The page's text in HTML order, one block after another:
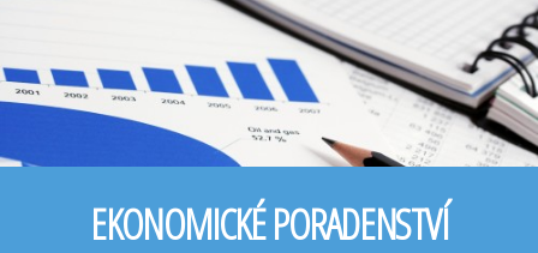
EKONOMICKÉ PORADENSTVÍ